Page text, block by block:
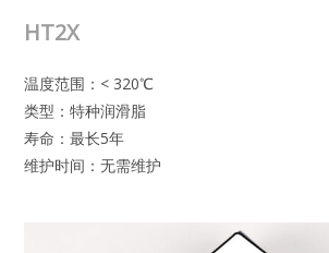
HT2X
温度范围：< 320℃
类型：特种润滑脂
寿命：最长5年
维护时间：无需维护